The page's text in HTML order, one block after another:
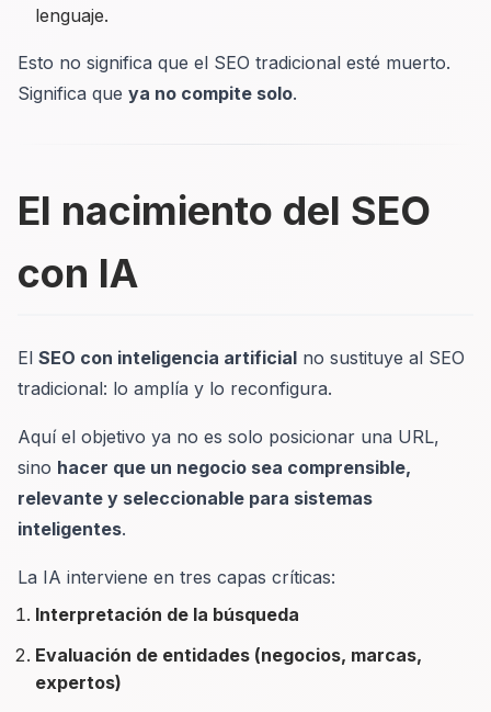
lenguaje.
Esto no significa que el SEO tradicional esté muerto.
Significa que ya no compite solo.
El nacimiento del SEO
con IA
El SEO con inteligencia artificial no sustituye al SEO
tradicional: lo amplía y lo reconfigura.
Aquí el objetivo ya no es solo posicionar una URL,
sino hacer que un negocio sea comprensible,
relevante y seleccionable para sistemas
inteligentes.
La IA interviene en tres capas críticas:
Interpretación de la búsqueda
Evaluación de entidades (negocios, marcas,
expertos)